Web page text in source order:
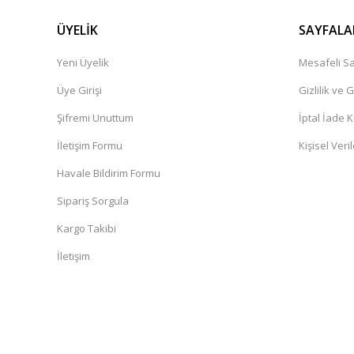
ÜYELİK
Yeni Üyelik
Üye Girişi
Şifremi Unuttum
İletişim Formu
Havale Bildirim Formu
Sipariş Sorgula
Kargo Takibi
İletişim
Mesafeli
Gizlilik ve
İptal İade
Kişisel